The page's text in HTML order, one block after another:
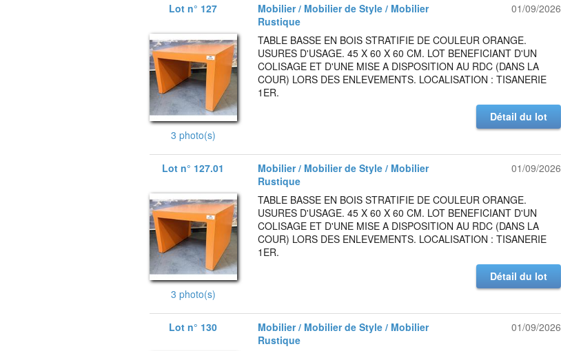
Lot n° 127
Mobilier / Mobilier de Style / Mobilier
Rustique
01/09/2026
3 photo(s)
TABLE BASSE EN BOIS STRATIFIE DE COULEUR ORANGE.
USURES D'USAGE. 45 X 60 X 60 CM. LOT BENEFICIANT D'UN
COLISAGE ET D'UNE MISE A DISPOSITION AU RDC (DANS LA
COUR) LORS DES ENLEVEMENTS. LOCALISATION : TISANERIE
1ER.
Détail du lot
Lot n° 127.01
Mobilier / Mobilier de Style / Mobilier
Rustique
01/09/2026
3 photo(s)
TABLE BASSE EN BOIS STRATIFIE DE COULEUR ORANGE.
USURES D'USAGE. 45 X 60 X 60 CM. LOT BENEFICIANT D'UN
COLISAGE ET D'UNE MISE A DISPOSITION AU RDC (DANS LA
COUR) LORS DES ENLEVEMENTS. LOCALISATION : TISANERIE
1ER.
Détail du lot
Lot n° 130
Mobilier / Mobilier de Style / Mobilier
Rustique
01/09/2026